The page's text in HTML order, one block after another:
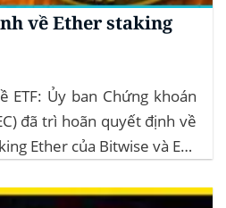
về Ether staking
ETF: Ủy ban Chứng khoán
đã trì hoãn quyết định về
Ether của Bitwise và ETF
ý kiến công...